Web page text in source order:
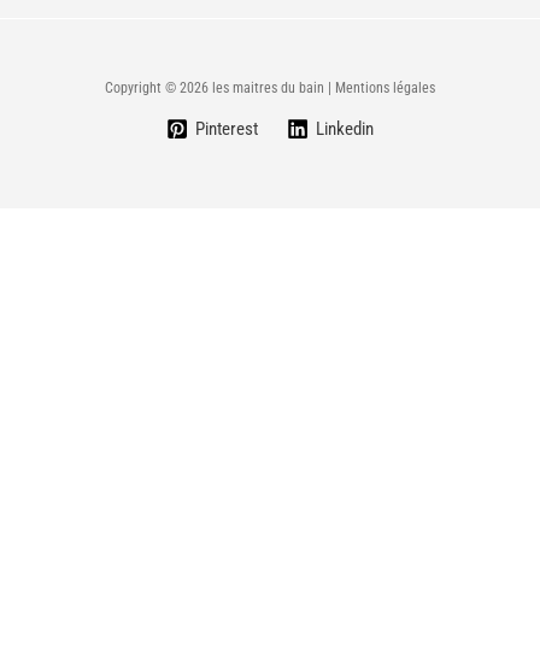
Copyright © 2026 les maitres du bain | Mentions légales
Pinterest Linkedin